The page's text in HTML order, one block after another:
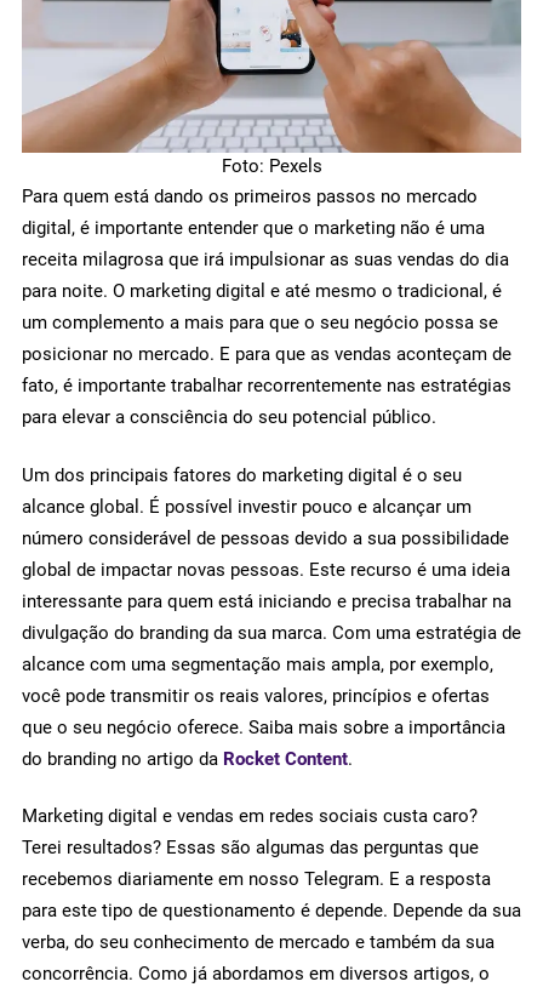
Foto: Pexels
Para quem está dando os primeiros passos no mercado
digital, é importante entender que o marketing não é uma
receita milagrosa que irá impulsionar as suas vendas do dia
para noite. O marketing digital e até mesmo o tradicional, é
um complemento a mais para que o seu negócio possa se
posicionar no mercado. E para que as vendas aconteçam de
fato, é importante trabalhar recorrentemente nas estratégias
para elevar a consciência do seu potencial público.
Um dos principais fatores do marketing digital é o seu
alcance global. É possível investir pouco e alcançar um
número considerável de pessoas devido a sua possibilidade
global de impactar novas pessoas. Este recurso é uma ideia
interessante para quem está iniciando e precisa trabalhar na
divulgação do branding da sua marca. Com uma estratégia de
alcance com uma segmentação mais ampla, por exemplo,
você pode transmitir os reais valores, princípios e ofertas
que o seu negócio oferece. Saiba mais sobre a importância
do branding no artigo da Rocket Content.
Marketing digital e vendas em redes sociais custa caro?
Terei resultados? Essas são algumas das perguntas que
recebemos diariamente em nosso Telegram. E a resposta
para este tipo de questionamento é depende. Depende da sua
verba, do seu conhecimento de mercado e também da sua
concorrência. Como já abordamos em diversos artigos, o